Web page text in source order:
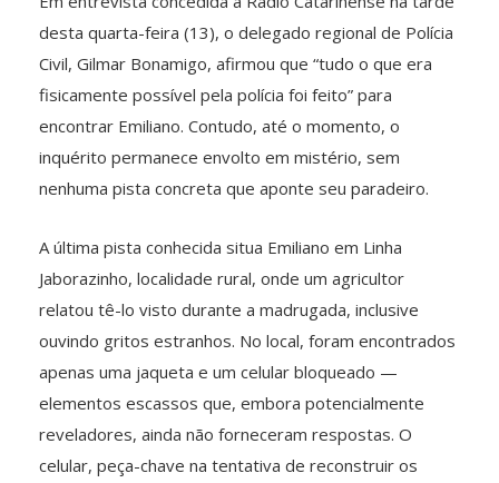
desta quarta-feira (13), o delegado regional de Polícia
Civil, Gilmar Bonamigo, afirmou que “tudo o que era
fisicamente possível pela polícia foi feito” para
encontrar Emiliano. Contudo, até o momento, o
inquérito permanece envolto em mistério, sem
nenhuma pista concreta que aponte seu paradeiro.
A última pista conhecida situa Emiliano em Linha
Jaborazinho, localidade rural, onde um agricultor
relatou tê-lo visto durante a madrugada, inclusive
ouvindo gritos estranhos. No local, foram encontrados
apenas uma jaqueta e um celular bloqueado —
elementos escassos que, embora potencialmente
reveladores, ainda não forneceram respostas. O
celular, peça-chave na tentativa de reconstruir os